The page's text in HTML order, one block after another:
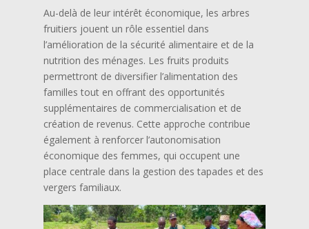
Au-delà de leur intérêt économique, les arbres
fruitiers jouent un rôle essentiel dans
l’amélioration de la sécurité alimentaire et de la
nutrition des ménages. Les fruits produits
permettront de diversifier l’alimentation des
familles tout en offrant des opportunités
supplémentaires de commercialisation et de
création de revenus. Cette approche contribue
également à renforcer l’autonomisation
économique des femmes, qui occupent une
place centrale dans la gestion des tapades et des
vergers familiaux.